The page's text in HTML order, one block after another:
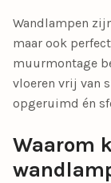
Wandlampen
maar ook
muurmontage
vloeren vrij van
opgeruimd én
Waarom